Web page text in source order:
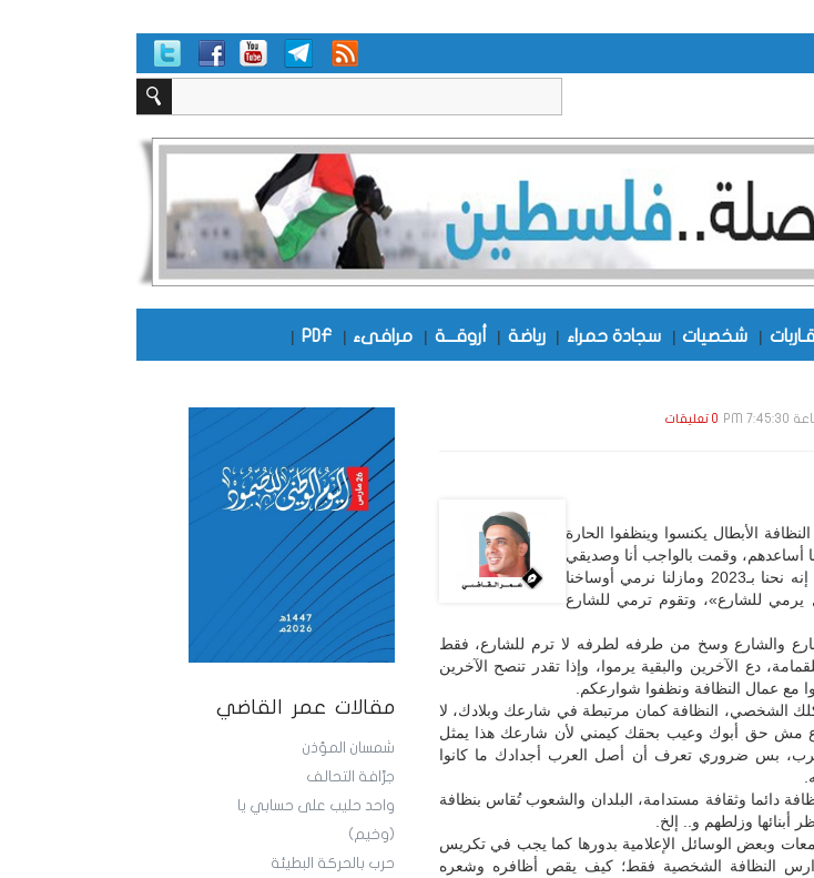
| شخصيات | سجادة حمراء | رياضة | أروقـــة | مرافىء |
PDF
|
مقالات عمر القاضي
شمسان المؤذن
جرَّافة التحالف
واحد حليب على حسابي يا
(وخيم)
حرب بالحركة البطيئة
0 تعليقات
الأبطال يكنسوا وينظفوا الحارة
أساعدهم، وقمت بالواجب أنا وصديقي
أكرم صياد ابن حارتنا الشهم. والله عيب إنه نحنا بـ2023 ومازلنا نرمي أوساخنا
يرمي للشارع»، وتقوم ترمي للشارع
والشارع وسخ من طرفه لطرفه لا ترم للشارع، فقط
دع الآخرين والبقية يرموا، وإذا تقدر تنصح الآخرين
مع عمال النظافة ونظفوا شوارعكم.
الشخصي، النظافة كمان مرتبطة في شارعك وبلادك، لا
مش حق أبوك وعيب بحقك كيمني لأن شارعك هذا يمثل
بس ضروري تعرف أن أصل العرب أجدادك ما كانوا
دائما وثقافة مستدامة، البلدان والشعوب تُقاس بنظافة
أبنائها وزلطهم و.. إلخ.
وبعض الوسائل الإعلامية بدورها كما يجب في تكريس
النظافة الشخصية فقط؛ كيف يقص أظافره وشعره